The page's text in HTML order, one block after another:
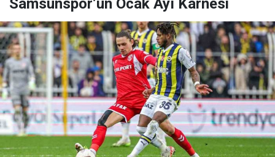
Samsunspor’un Ocak Ayı Karnesi